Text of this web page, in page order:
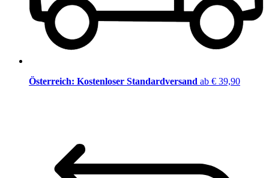
Österreich: Kostenloser Standardversand ab € 39,90